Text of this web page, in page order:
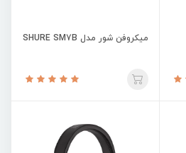
میکروفن شور مدل SHURE SM7B